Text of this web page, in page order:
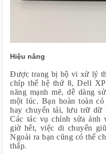
Hiệu năng
Được trang bị bộ vi xử lý
chíp thế hệ thứ 8, Dell
năng mạnh mẽ, dễ dàng
một lúc. Bạn hoàn toàn
hay chuyển tải, lưu trữ dữ
Các tác vụ chỉnh sửa ảnh
giờ hết, việc di chuyển
Ngoài ra bạn cũng có thể
thấp.